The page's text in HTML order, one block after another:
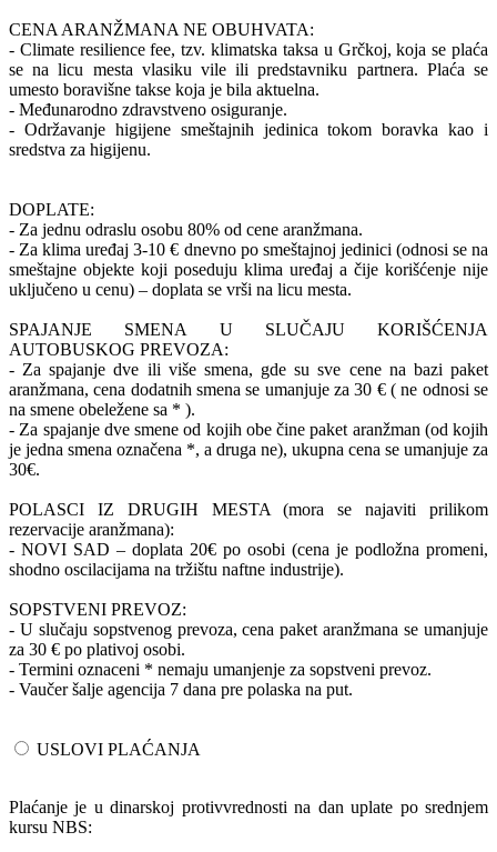
CENA ARANŽMANA NE OBUHVATA:
- Climate resilience fee, tzv. klimatska taksa u Grčkoj, koja se plaća
se na licu mesta vlasiku vile ili predstavniku partnera. Plaća se
umesto boravišne takse koja je bila aktuelna.
- Međunarodno zdravstveno osiguranje.
- Održavanje higijene smeštajnih jedinica tokom boravka kao i
sredstva za higijenu.
DOPLATE:
- Za jednu odraslu osobu 80% od cene aranžmana.
- Za klima uređaj 3-10 € dnevno po smeštajnoj jedinici (odnosi se na
smeštajne objekte koji poseduju klima uređaj a čije korišćenje nije
uključeno u cenu) – doplata se vrši na licu mesta.
SPAJANJE SMENA U SLUČAJU KORIŠĆENJA
AUTOBUSKOG PREVOZA:
- Za spajanje dve ili više smena, gde su sve cene na bazi paket
aranžmana, cena dodatnih smena se umanjuje za 30 € ( ne odnosi se
na smene obeležene sa * ).
- Za spajanje dve smene od kojih obe čine paket aranžman (od kojih
je jedna smena označena *, a druga ne), ukupna cena se umanjuje za
30€.
POLASCI IZ DRUGIH MESTA (mora se najaviti prilikom
rezervacije aranžmana):
- NOVI SAD – doplata 20€ po osobi (cena je podložna promeni,
shodno oscilacijama na tržištu naftne industrije).
SOPSTVENI PREVOZ:
- U slučaju sopstvenog prevoza, cena paket aranžmana se umanjuje
za 30 € po plativoj osobi.
- Termini oznaceni * nemaju umanjenje za sopstveni prevoz.
- Vaučer šalje agencija 7 dana pre polaska na put.
USLOVI PLAĆANJA
Plaćanje je u dinarskoj protivvrednosti na dan uplate po srednjem
kursu NBS: